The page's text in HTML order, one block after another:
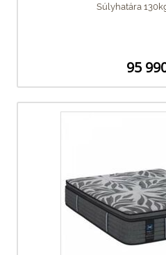
Súlyhatára 130kg
95